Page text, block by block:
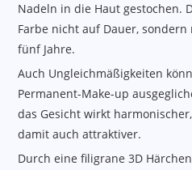
Nadeln in die Haut gestochen.
Farbe nicht auf Dauer,
fünf Jahre.
Auch Ungleichmäßigkeiten
Permanent-Make-up
das Gesicht wirkt
damit auch attraktiver.
Durch eine filigrane 3D